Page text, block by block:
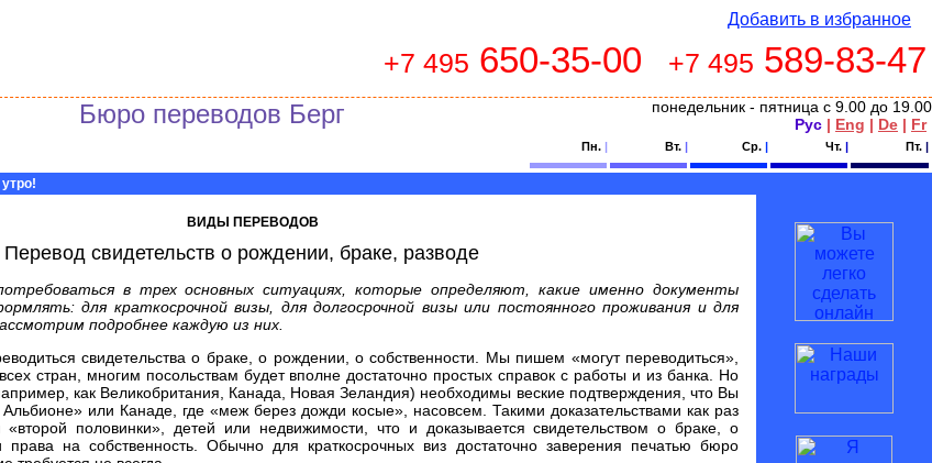
Добавить в избранное
+7 495 650-35-00 +7 495 589-83-47
Бюро переводов Берг
понедельник - пятница с 9.00 до 19.00
Рус | Eng | De | Fr
Пн. | Вт. | Ср. | Чт. | Пт. |
ВИДЫ ПЕРЕВОДОВ
Перевод свидетельств о рождении, браке, разводе
в трех основных ситуациях, которые определяют, какие именно документы
для краткосрочной визы, для долгосрочной визы или постоянного проживания и для
подробнее каждую из них.
свидетельства о браке, о рождении, о собственности. Мы пишем «могут переводиться»,
стран, многим посольствам будет вполне достаточно простых справок с работы и из банка. Но
как Великобритания, Канада, Новая Зеландия) необходимы веские подтверждения, что Вы
Альбионе» или Канаде, где «меж берез дожди косые», насовсем. Такими доказательствами как раз
половинки», детей или недвижимости, что и доказывается свидетельством о браке, о
на собственность. Обычно для краткосрочных виз достаточно заверения печатью бюро